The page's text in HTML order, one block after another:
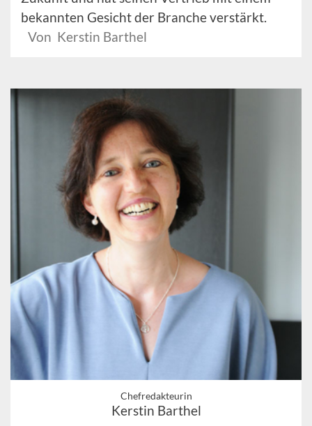
bekannten Gesicht der Branche verstärkt.
Von Kerstin Barthel
Chefredakteurin
Kerstin Barthel